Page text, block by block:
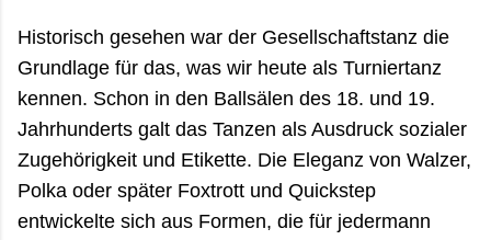
Historisch gesehen war der Gesellschaftstanz die
Grundlage für das, was wir heute als Turniertanz
kennen. Schon in den Ballsälen des 18. und 19.
Jahrhunderts galt das Tanzen als Ausdruck sozialer
Zugehörigkeit und Etikette. Die Eleganz von Walzer,
Polka oder später Foxtrott und Quickstep
entwickelte sich aus Formen, die für jedermann